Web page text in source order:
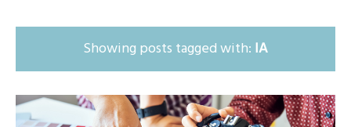
Showing posts tagged with: IA